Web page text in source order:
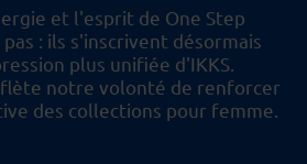
et l'esprit de One Step
: ils s'inscrivent désormais
plus unifiée d'IKKS.
notre volonté de renforcer
des collections pour femme.